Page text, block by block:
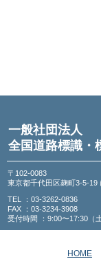
一般社団法人
全国道路標識・
〒102-0083
東京都千代田区麹町3-5-19
TEL ：03-3262-0836
FAX ：03-3234-3908
受付時間 ：9:00〜17:30（
HOME